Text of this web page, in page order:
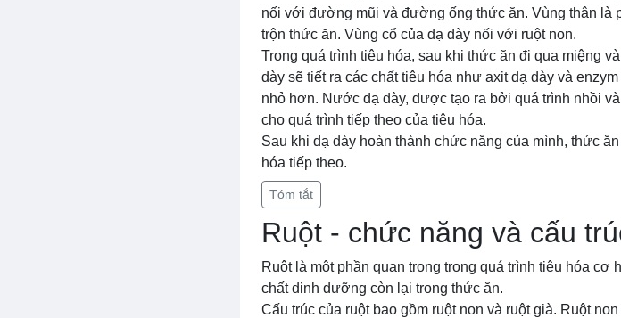
nối với đường mũi và đường ống thức ăn. Vùng thân là
trộn thức ăn. Vùng cổ của dạ dày nối với ruột non.
Trong quá trình tiêu hóa, sau khi thức ăn đi qua miệng
dày sẽ tiết ra các chất tiêu hóa như axit dạ dày và
nhỏ hơn. Nước dạ dày, được tạo ra bởi quá trình nhồi
cho quá trình tiếp theo của tiêu hóa.
Sau khi dạ dày hoàn thành chức năng của mình, thức
hóa tiếp theo.
Tóm tắt
Ruột - chức năng và cấu
Ruột là một phần quan trọng trong quá trình tiêu hóa
chất dinh dưỡng còn lại trong thức ăn.
Cấu trúc của ruột bao gồm ruột non và ruột già. Ruột